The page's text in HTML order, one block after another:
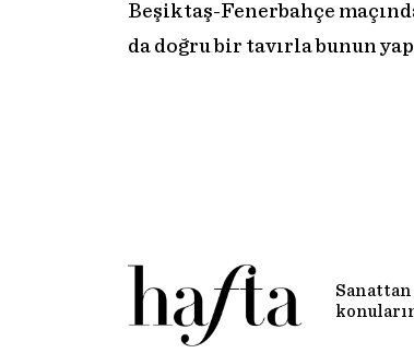
Beşiktaş-Fenerbahçe
da doğru bir tavırla bunun
Sanattan